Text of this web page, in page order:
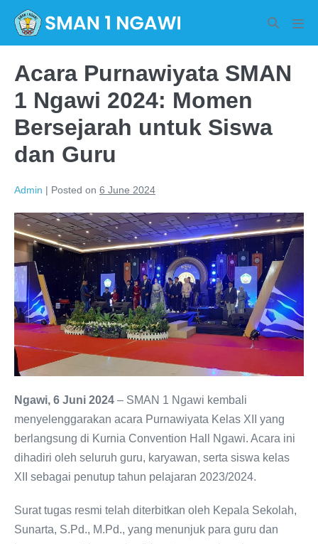
content
Search
Acara Purnawiyata SMAN
1 Ngawi 2024: Momen
Bersejarah untuk Siswa
dan Guru
Admin | Posted on 6 June 2024
Ngawi, 6 Juni 2024 – SMAN 1 Ngawi kembali
menyelenggarakan acara Purnawiyata Kelas XII yang
berlangsung di Kurnia Convention Hall Ngawi. Acara ini
dihadiri oleh seluruh guru, karyawan, serta siswa kelas
XII sebagai penutup tahun pelajaran 2023/2024.
Surat tugas resmi telah diterbitkan oleh Kepala Sekolah,
Sunarta, S.Pd., M.Pd., yang menunjuk para guru dan